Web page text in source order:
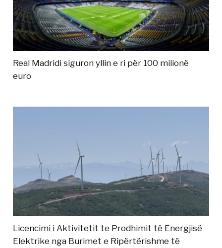
Real Madridi siguron yllin e ri për 100 milionë
euro
Licencimi i Aktivitetit te Prodhimit të Energjisë
Elektrike nga Burimet e Ripërtërishme të